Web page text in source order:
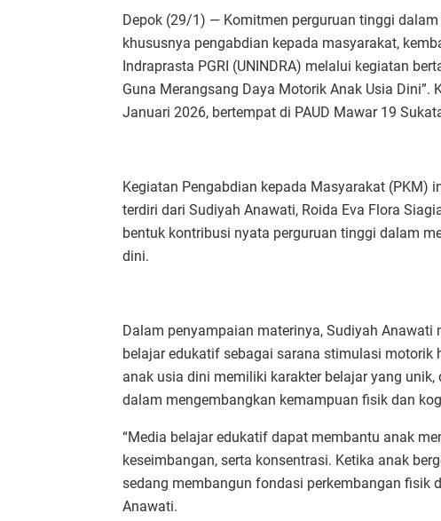
Depok (29/1) — Komitmen perguruan tinggi
khususnya pengabdian kepada masyarakat,
Indraprasta PGRI (UNINDRA) melalui kegiatan
Guna Merangsang Daya Motorik Anak Usia Dini”.
Januari 2026, bertempat di PAUD Mawar 19
Kegiatan Pengabdian kepada Masyarakat (PKM)
terdiri dari Sudiyah Anawati, Roida Eva Flora
bentuk kontribusi nyata perguruan tinggi dalam
dini.
Dalam penyampaian materinya, Sudiyah
belajar edukatif sebagai sarana stimulasi motorik
anak usia dini memiliki karakter belajar yang
dalam mengembangkan kemampuan fisik dan
“Media belajar edukatif dapat membantu anak
keseimbangan, serta konsentrasi. Ketika anak
sedang membangun fondasi perkembangan fisik
Anawati.